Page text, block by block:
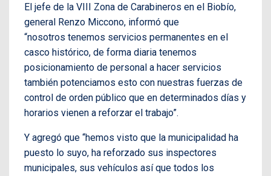
El jefe de la VIII Zona de Carabineros en el Biobío,
general Renzo Miccono, informó que
“nosotros tenemos servicios permanentes en el
casco histórico, de forma diaria tenemos
posicionamiento de personal a hacer servicios
también potenciamos esto con nuestras fuerzas de
control de orden público que en determinados días y
horarios vienen a reforzar el trabajo”.
Y agregó que “hemos visto que la municipalidad ha
puesto lo suyo, ha reforzado sus inspectores
municipales, sus vehículos así que todos los